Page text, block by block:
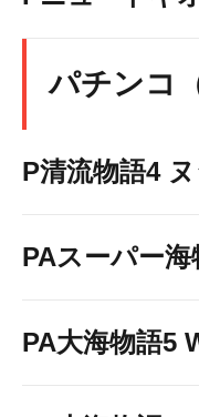
パチンコ
P清流物語4
PAスーパー
PA大海物語5